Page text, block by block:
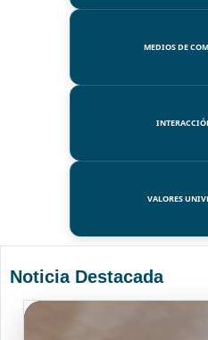
MEDIOS DE
VALORES
Noticia Destacada